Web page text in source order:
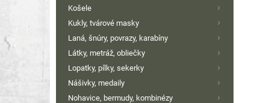
Košele
Kukly, tvárové masky
Laná, šnúry, povrazy, karabíny
Látky, metráž, obliečky
Lopatky, pílky, sekerky
Nášivky, medaily
Nohavice, bermudy, kombinézy